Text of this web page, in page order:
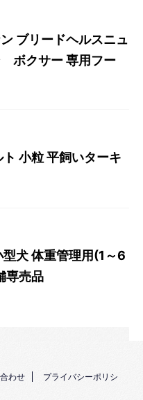
ブリードヘルスニュ
ボクサー 専用フー
小粒 平飼いターキ
型犬 体重管理用(1～6
専売品
わせ
プライバシーポリシ